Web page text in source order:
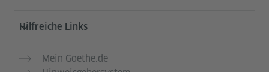
Hilfreiche Links
Mein Goethe.de